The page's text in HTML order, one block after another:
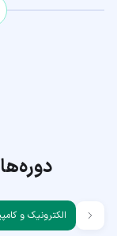
الکترونیک و